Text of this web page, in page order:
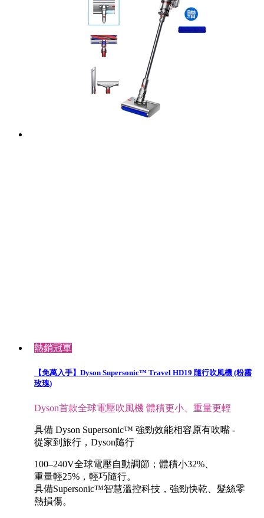
熱銷冠軍
【免萬入手】Dyson Supersonic™ Travel HD19 隨行吹風機 (粉霧
玫瑰)
Dyson首款全球電壓吹風機 體積更小、重量更輕
具備 Dyson Supersonic™ 強勁效能相容原有吹嘴 -
從家到旅行，Dyson隨行
100–240V全球電壓自動調節；體積小32%、
重量輕25%，輕巧隨行。
具備Supersonic™智慧溫控科技，強勁快乾、髮絲零
熱損傷。